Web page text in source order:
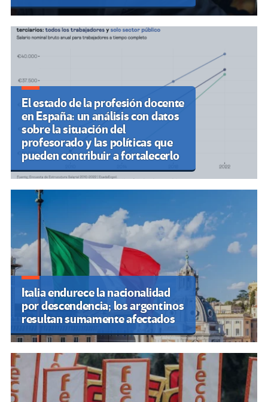
El estado de la profesión docente
en España: un análisis con datos
sobre la situación del
profesorado y las políticas que
pueden contribuir a fortalecerlo
Italia endurece la nacionalidad
por descendencia; los argentinos
resultan sumamente afectados